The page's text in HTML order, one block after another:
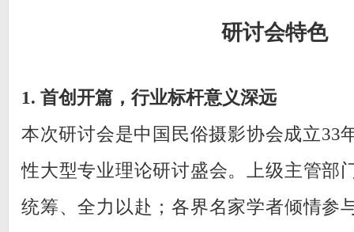
研讨会特色
1. 首创开篇，行业标杆意义深远
本次研讨会是中国民俗摄影协会成立33
性大型专业理论研讨盛会。上级主管部
统筹、全力以赴；各界名家学者倾情参